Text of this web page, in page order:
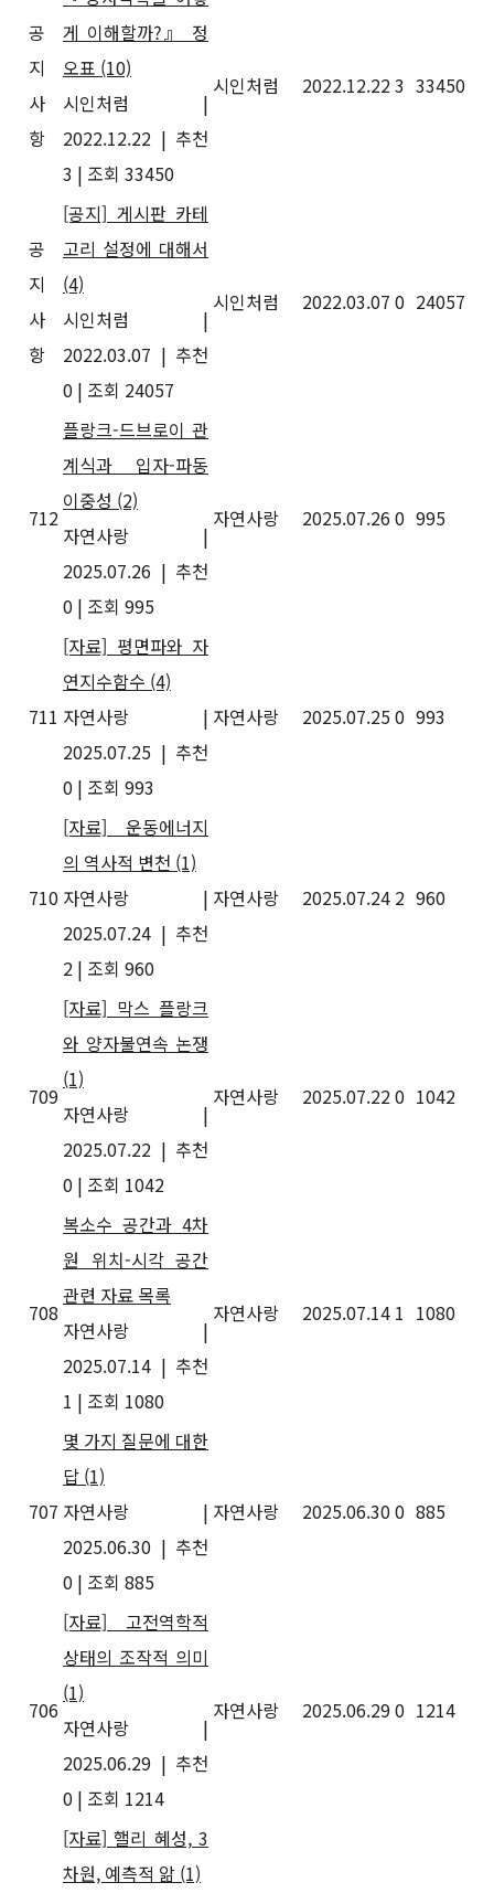
공
지
사
항
게 이해할까?』 정
오표 (10)
시인처럼
|
2022.12.22 | 추천
3 | 조회 33450
시인처럼 2022.12.223 33450
공
지
사
항
[공지] 게시판 카테
고리 설정에 대해서
(4)
시인처럼
|
2022.03.07 | 추천
0 | 조회 24057
시인처럼 2022.03.07 0 24057
712
플랑크-드브로이 관
계식과 입자-파동
이중성 (2)
자연사랑
|
2025.07.26 | 추천
0 | 조회 995
자연사랑 2025.07.26 0 995
711
[자료] 평면파와 자
연지수함수 (4)
자연사랑
|
2025.07.25 | 추천
0 | 조회 993
자연사랑 2025.07.25 0 993
710
[자료] 운동에너지
의 역사적 변천 (1)
자연사랑
|
2025.07.24 | 추천
2 | 조회 960
자연사랑 2025.07.24 2 960
709
[자료] 막스 플랑크
와 양자불연속 논쟁
(1)
자연사랑
|
2025.07.22 | 추천
0 | 조회 1042
자연사랑 2025.07.220 1042
708
복소수 공간과 4차
원 위치-시각 공간
관련 자료 목록
자연사랑
|
2025.07.14 | 추천
1 | 조회 1080
자연사랑 2025.07.14 1 1080
707
몇 가지 질문에 대한
답 (1)
자연사랑
|
2025.06.30 | 추천
0 | 조회 885
자연사랑 2025.06.300 885
706
[자료] 고전역학적
상태의 조작적 의미
(1)
자연사랑
|
2025.06.29 | 추천
0 | 조회 1214
자연사랑 2025.06.290 1214
[자료] 핼리 혜성, 3
차원, 예측적 앎 (1)